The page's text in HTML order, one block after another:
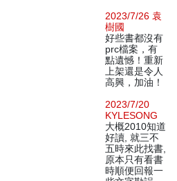
2023/7/26 袁
樹國
好些書都沒有
prc檔案，有
點遺憾！重新
上架還是令人
高興，加油！
2023/7/20
KYLESONG
大概2010知道
好讀, 就三不
五時來此找書,
原本只有看書
時順便回報一